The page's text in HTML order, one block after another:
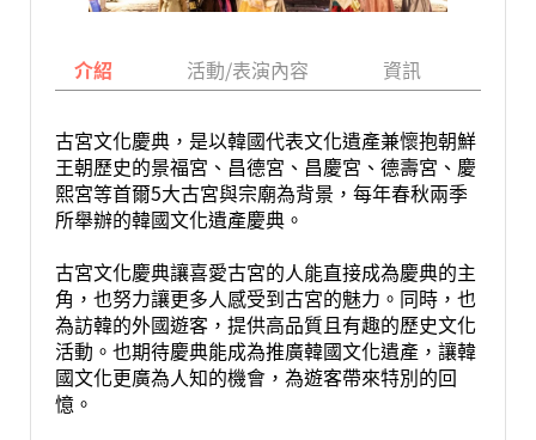
介紹 活動/表演內容 資訊
古宮文化慶典，是以韓國代表文化遺產兼懷抱朝鮮
王朝歷史的景福宮、昌德宮、昌慶宮、德壽宮、慶
熙宮等首爾5大古宮與宗廟為背景，每年春秋兩季
所舉辦的韓國文化遺產慶典。
古宮文化慶典讓喜愛古宮的人能直接成為慶典的主
角，也努力讓更多人感受到古宮的魅力。同時，也
為訪韓的外國遊客，提供高品質且有趣的歷史文化
活動。也期待慶典能成為推廣韓國文化遺產，讓韓
國文化更廣為人知的機會，為遊客帶來特別的回
憶。